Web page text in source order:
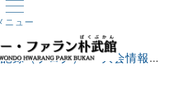
ニュー
録（ブログ） 大会情報